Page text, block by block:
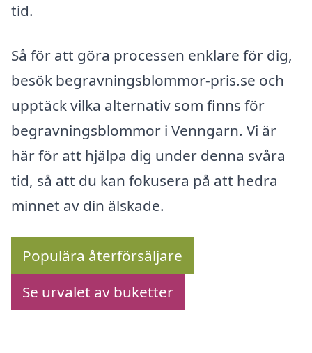
tid.
Så för att göra processen enklare för dig,
besök begravningsblommor-pris.se och
upptäck vilka alternativ som finns för
begravningsblommor i Venngarn. Vi är
här för att hjälpa dig under denna svåra
tid, så att du kan fokusera på att hedra
minnet av din älskade.
Populära återförsäljare
Se urvalet av buketter